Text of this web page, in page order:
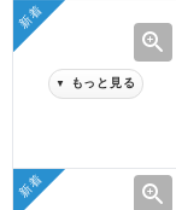
新着
zoom_in
▼ もっと見る
新着 zoom_in